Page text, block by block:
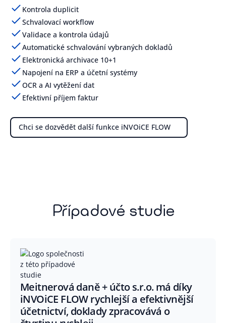
Kontrola duplicit
Schvalovací workflow
Validace a kontrola údajů
Automatické schvalování vybraných dokladů
Elektronická archivace 10+1
Napojení na ERP a účetní systémy
OCR a AI vytěžení dat
Efektivní příjem faktur
Chci se dozvědět další funkce iNVOiCE FLOW
Případové studie
Meitnerová daně + účto s.r.o. má díky
iNVOiCE FLOW rychlejší a efektivnější
účetnictví, doklady zpracovává o